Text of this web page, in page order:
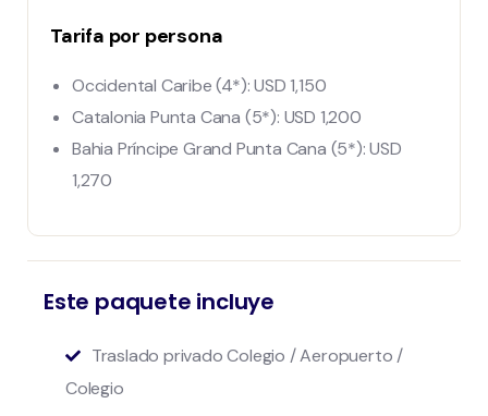
Tarifa por persona
Occidental Caribe (4*): USD 1,150
Catalonia Punta Cana (5*): USD 1,200
Bahia Príncipe Grand Punta Cana (5*): USD
1,270
Este paquete incluye
Traslado privado Colegio / Aeropuerto /
Colegio